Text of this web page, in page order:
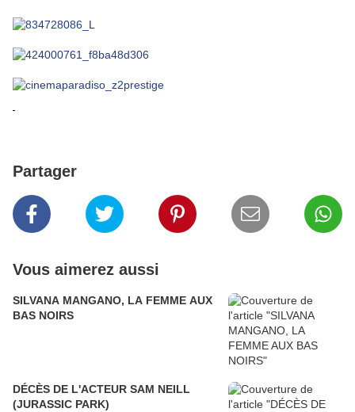
Partager
Vous aimerez aussi
SILVANA MANGANO, LA FEMME AUX
BAS NOIRS
DÉCÈS DE L'ACTEUR SAM NEILL
(JURASSIC PARK)